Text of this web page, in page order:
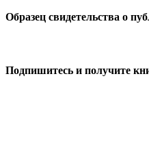
Образец свидетельства о
Подпишитесь и получите